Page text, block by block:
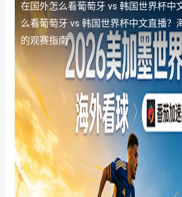
在国外怎么看葡萄牙 vs 韩国世界杯中
么看葡萄牙 vs 韩国世界杯中文直播？
的观赛指南